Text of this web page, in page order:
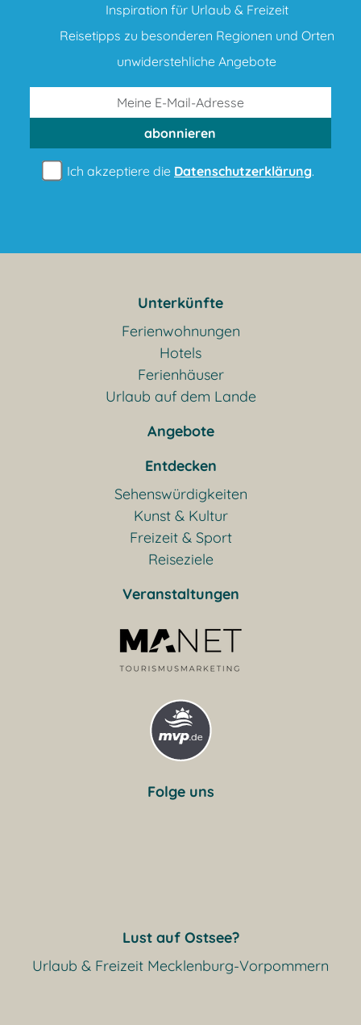
Inspiration für Urlaub & Freizeit
Reisetipps zu besonderen Regionen und Orten
unwiderstehliche Angebote
abonnieren
Ich akzeptiere die Datenschutzerklärung.
Unterkünfte
Ferienwohnungen
Hotels
Ferienhäuser
Urlaub auf dem Lande
Angebote
Entdecken
Sehenswürdigkeiten
Kunst & Kultur
Freizeit & Sport
Reiseziele
Veranstaltungen
Folge uns
Lust auf Ostsee?
Urlaub & Freizeit Mecklenburg-Vorpommern